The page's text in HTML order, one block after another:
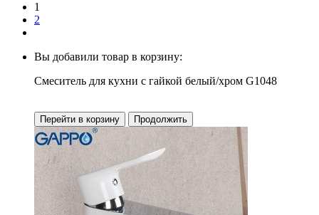
1
2
Вы добавили товар в корзину:
Смеситель для кухни с гайкой белый/хром G1048
Перейти в корзину Продолжить